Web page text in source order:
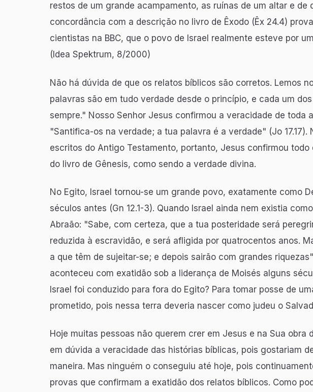
restos de um grande acampamento, as ruínas de um altar e de
concordância com a descrição no livro de Êxodo (Êx 24.4)
cientistas na BBC, que o povo de Israel realmente esteve por
(Idea Spektrum, 8/2000)
Não há dúvida de que os relatos bíblicos são corretos. Lemos
palavras são em tudo verdade desde o princípio, e cada um
sempre." Nosso Senhor Jesus confirmou a veracidade de toda
"Santifica-os na verdade; a tua palavra é a verdade" (Jo 17.17).
escritos do Antigo Testamento, portanto, Jesus confirmou
do livro de Gênesis, como sendo a verdade divina.
No Egito, Israel tornou-se um grande povo, exatamente como
séculos antes (Gn 12.1-3). Quando Israel ainda nem existia
Abraão: "Sabe, com certeza, que a tua posteridade será
reduzida à escravidão, e será afligida por quatrocentos anos.
a que têm de sujeitar-se; e depois sairão com grandes riquezas"
aconteceu com exatidão sob a liderança de Moisés alguns
Israel foi conduzido para fora do Egito? Para tomar posse de
prometido, pois nessa terra deveria nascer como judeu o
Hoje muitas pessoas não querem crer em Jesus e na Sua obra
em dúvida a veracidade das histórias bíblicas, pois gostariam
maneira. Mas ninguém o conseguiu até hoje, pois
provas que confirmam a exatidão dos relatos bíblicos. Como